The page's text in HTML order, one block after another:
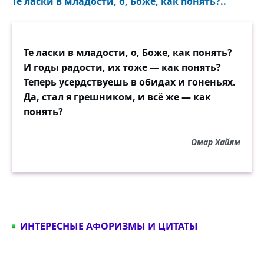
Те ласки в младости, о, Боже, как понять?
И годы радости, их тоже — как понять?
Теперь усердствуешь в обидах и гоненьях.
Да, стал я грешником, и всё же — как
понять?
Омар Хайям
ИНТЕРЕСНЫЕ АФОРИЗМЫ И ЦИТАТЫ